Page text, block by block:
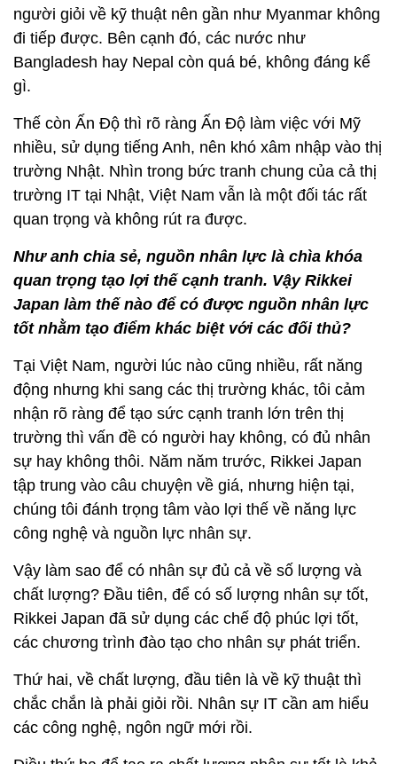
người giỏi về kỹ thuật nên gần như Myanmar không
đi tiếp được. Bên cạnh đó, các nước như
Bangladesh hay Nepal còn quá bé, không đáng kể
gì.
Thế còn Ấn Độ thì rõ ràng Ấn Độ làm việc với Mỹ
nhiều, sử dụng tiếng Anh, nên khó xâm nhập vào thị
trường Nhật. Nhìn trong bức tranh chung của cả thị
trường IT tại Nhật, Việt Nam vẫn là một đối tác rất
quan trọng và không rút ra được.
Như anh chia sẻ, nguồn nhân lực là chìa khóa
quan trọng tạo lợi thế cạnh tranh. Vậy Rikkei
Japan làm thế nào để có được nguồn nhân lực
tốt nhằm tạo điểm khác biệt với các đối thủ?
Tại Việt Nam, người lúc nào cũng nhiều, rất năng
động nhưng khi sang các thị trường khác, tôi cảm
nhận rõ ràng để tạo sức cạnh tranh lớn trên thị
trường thì vấn đề có người hay không, có đủ nhân
sự hay không thôi. Năm năm trước, Rikkei Japan
tập trung vào câu chuyện về giá, nhưng hiện tại,
chúng tôi đánh trọng tâm vào lợi thế về năng lực
công nghệ và nguồn lực nhân sự.
Vậy làm sao để có nhân sự đủ cả về số lượng và
chất lượng? Đầu tiên, để có số lượng nhân sự tốt,
Rikkei Japan đã sử dụng các chế độ phúc lợi tốt,
các chương trình đào tạo cho nhân sự phát triển.
Thứ hai, về chất lượng, đầu tiên là về kỹ thuật thì
chắc chắn là phải giỏi rồi. Nhân sự IT cần am hiểu
các công nghệ, ngôn ngữ mới rồi.